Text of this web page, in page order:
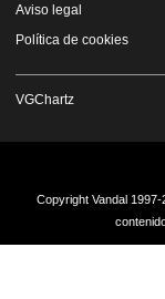
Aviso legal
Política de cookies
VGChartz
Copyright Vandal